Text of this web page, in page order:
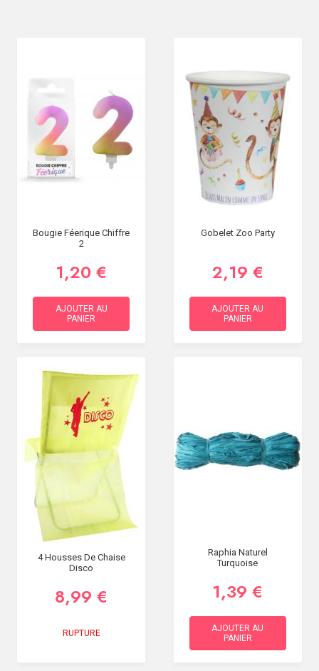
Bougie Féerique Chiffre
2
1,20 €
AJOUTER AU
PANIER
Gobelet Zoo Party
2,19 €
AJOUTER AU
PANIER
4 Housses De Chaise
Disco
8,99 €
RUPTURE
Raphia Naturel
Turquoise
1,39 €
AJOUTER AU
PANIER